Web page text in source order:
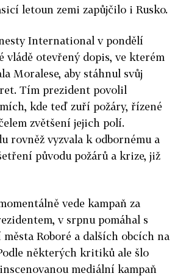
letoun zemi zapůjčilo i Rusko.
International v pondělí
vládě otevřený dopis, ve kterém
Moralese, aby stáhnul svůj
Tím prezident povolil
kde teď zuří požáry, řízené
zvětšení jejich polí.
rovněž vyzvala k odbornému a
původu požárů a krize, již
vede kampaň za
v srpnu pomáhal s
Roboré a dalších obcích na
některých kritiků ale šlo
mediální kampaň